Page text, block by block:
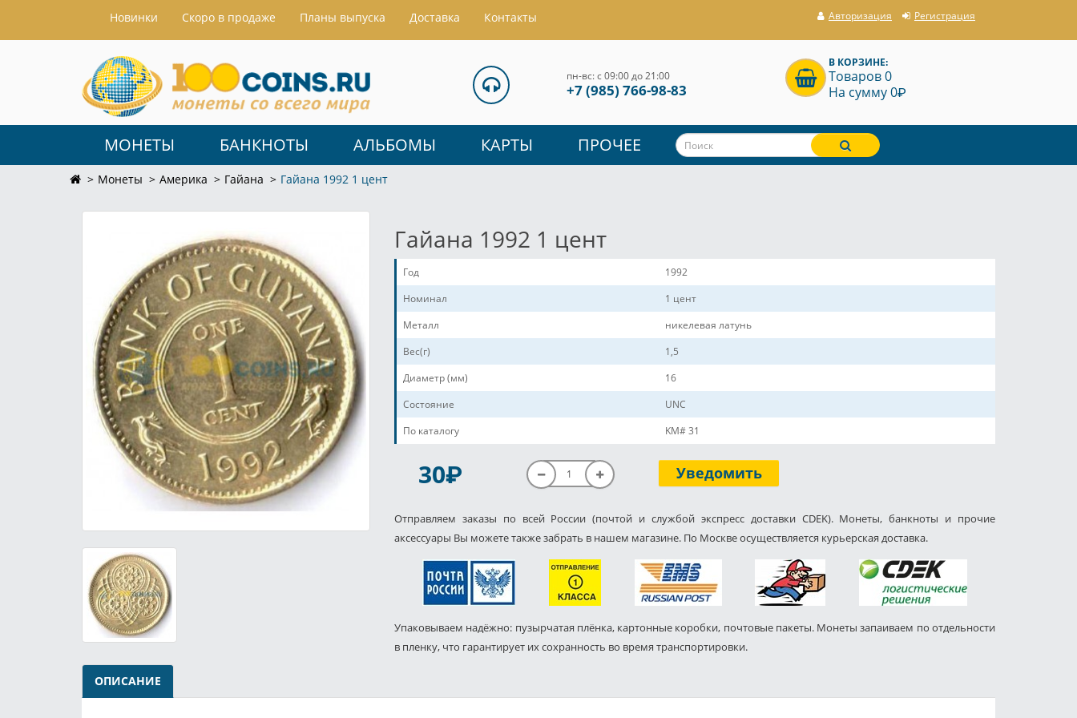
Hовинки Скоро в продаже Планы выпуска Доставка Контакты Авторизация Регистрация
пн-вс: с 09:00 до 21:00
+7 (985) 766-98-83
В КОРЗИНЕ:
Товаров 0
На сумму 0P
МОНЕТЫ БАНКНОТЫ АЛЬБОМЫ КАРТЫ ПРОЧЕЕ
Монеты Америка Гайана Гайана 1992 1 цент
Гайана 1992 1 цент
Год
1992
Номинал
1 цент
Металл
никелевая латунь
Вес(г)
1,5
Диаметр (мм)
16
Состояние
UNC
По каталогу
KM# 31
30P Уведомить
Отправляем заказы по всей России (почтой и службой экспресс доставки CDEK). Монеты, банкноты и прочие
аксессуары Вы можете также забрать в нашем магазине. По Москве осуществляется курьерская доставка.
Упаковываем надёжно: пузырчатая плёнка, картонные коробки, почтовые пакеты. Монеты запаиваем по отдельности
в пленку, что гарантирует их сохранность во время транспортировки.
ОПИСАНИЕ